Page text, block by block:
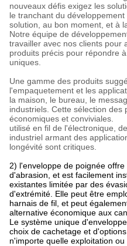
nouveaux défis exigez les
le tranchant du
solution, au bon moment, et à
Notre équipe de
travailler avec nos clients pour
produits précis pour répondre
uniques.
Une gamme des produits
l'empaquetement et les
la maison, le bureau, le
industriels. Cette sélection des
économiques et conviviales.
utilisé en fil de l'électronique,
industriel armant des
longévité sont critiques.
2) l'enveloppe de poignée
d'abrasion, et est facilement
existantes limitée par des
d'extrémité. Elle peut être
harnais de fil, et peut
alternative économique aux
Le système unique
choix de cachetage et
n'importe quelle exploitation